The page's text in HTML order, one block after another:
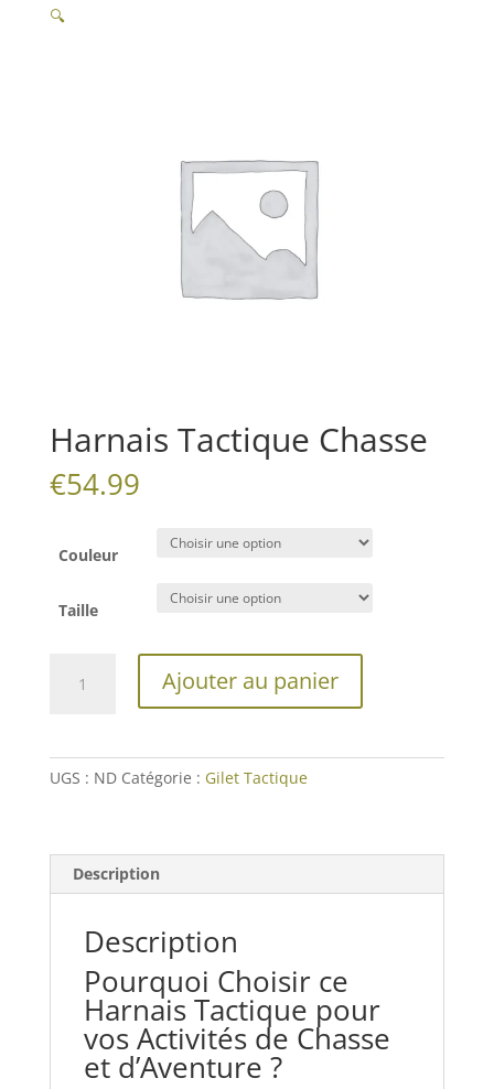
🔍
Harnais Tactique Chasse
€54.99
Couleur
Taille
Ajouter au panier
UGS : ND Catégorie : Gilet Tactique
Description
Description
Pourquoi Choisir ce
Harnais Tactique pour
vos Activités de Chasse
et d’Aventure ?